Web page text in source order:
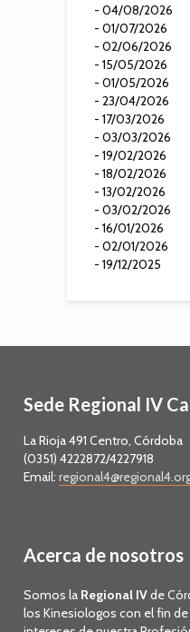
- 04/08/2026
- 01/07/2026
- 02/06/2026
- 15/05/2026
- 01/05/2026
- 23/04/2026
- 17/03/2026
- 03/03/2026
- 19/02/2026
- 18/02/2026
- 13/02/2026
- 03/02/2026
- 16/01/2026
- 02/01/2026
- 19/12/2025
Sede Regional IV
La Rioja 491 Centro, Córdoba
(0351) 4222872/4227918
Email:
Acerca de nosotros
Somos la Regional IVde
los Kinesiologos con el fin